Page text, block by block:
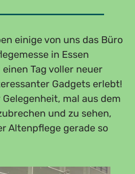
einige von uns das Büro
in Essen
Tag voller neuer
Gadgets erlebt!
mal aus dem
und zu sehen,
Altenpflege gerade so